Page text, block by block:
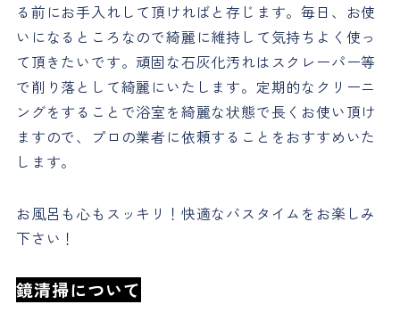
る前にお手入れして頂ければと存じます。毎日、お使
いになるところなので綺麗に維持して気持ちよく使っ
て頂きたいです。頑固な石灰化汚れはスクレーパー等
で削り落として綺麗にいたします。定期的なクリーニ
ングをすることで浴室を綺麗な状態で長くお使い頂け
ますので、プロの業者に依頼することをおすすめいた
します。
お風呂も心もスッキリ！快適なバスタイムをお楽しみ
下さい！
鏡清掃について